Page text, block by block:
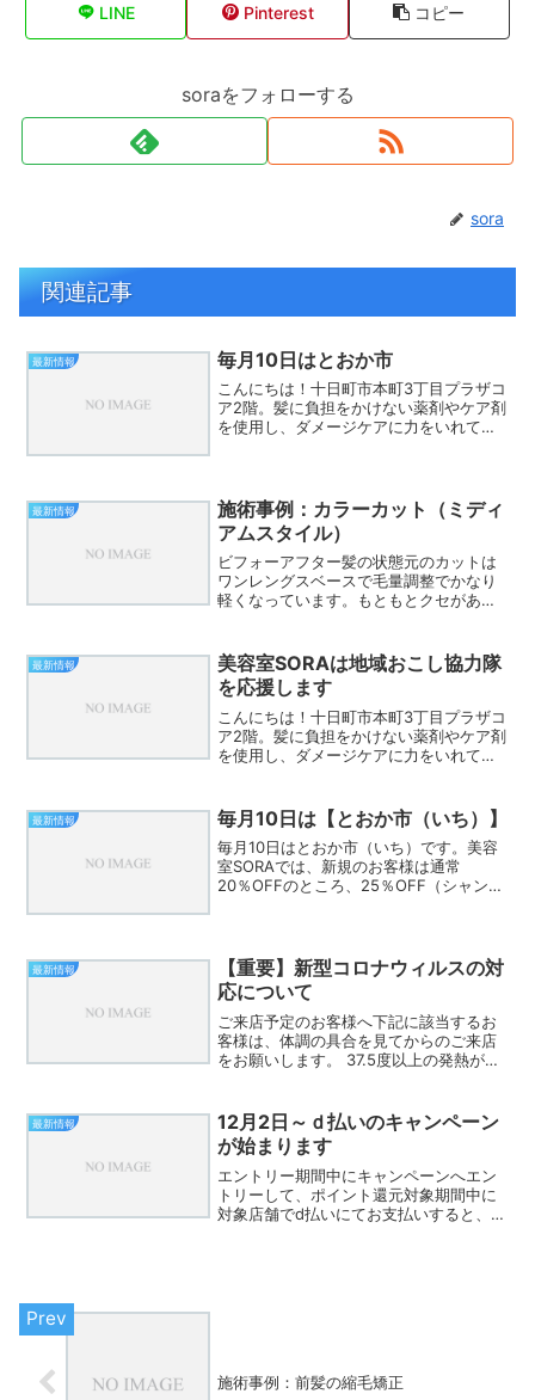
LINE Pinterest コピー
soraをフォローする
sora
関連記事
最新情報 毎月10日はとおか市
こんにちは！十日町市本町3丁目プラザコ
ア2階。髪に負担をかけない薬剤やケア剤
を使用し、ダメージケアに力をいれてい
す。毎月10日に...
最新情報
施術事例：カラーカット（ミディ
アムスタイル）
ビフォーアフター髪の状態元のカットは
ワンレングスベースで毛量調整でかなり
軽くなっています。もともとクセがある
す。施術行程カットは長さを少しカット
して毛先に厚みを作りました。...
最新情報
美容室SORAは地域おこし協力隊
を応援します
こんにちは！十日町市本町3丁目プラザコ
ア2階。髪に負担をかけない薬剤やケア剤
を使用し、ダメージケアに力をいれてい
いますので、お仕事帰りにもオススメで
す。地域おこし協...
最新情報 毎月10日は【とおか市（いち）】
毎月10日はとおか市（いち）です。美容
室SORAでは、新規のお客様は通常
20％OFFのところ、25％OFF（シャンプ
スを提供していま...
最新情報
【重要】新型コロナウィルスの対
応について
ご来店予定のお客様へ下記に該当するお
客様は、体調の具合を見てからのご来店
をお願いします。 37.5度以上の発熱が続
地域へお客様本人や家族が行き来した。
大勢の集会...
最新情報
12月2日～ｄ払いのキャンペーン
が始まります
エントリー期間中にキャンペーンへエン
トリーして、ポイント還元対象期間中に
対象店舗でd払いにてお支払いすると、お
施術事例：前髪の縮毛矯正